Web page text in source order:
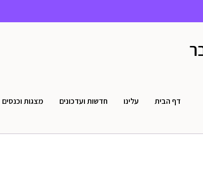
דף הבית עלינו חדשות ועדכונים מצגות וכנסים